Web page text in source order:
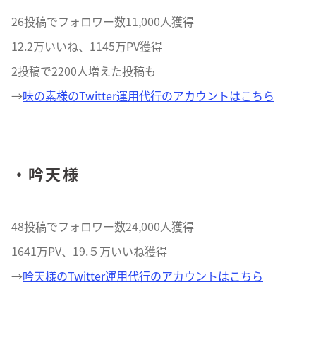
26投稿でフォロワー数11,000人獲得
12.2万いいね、1145万PV獲得
2投稿で2200人増えた投稿も
→味の素様のTwitter運用代行のアカウントはこちら
・吟天様
48投稿でフォロワー数24,000人獲得
1641万PV、19.５万いいね獲得
→吟天様のTwitter運用代行のアカウントはこちら